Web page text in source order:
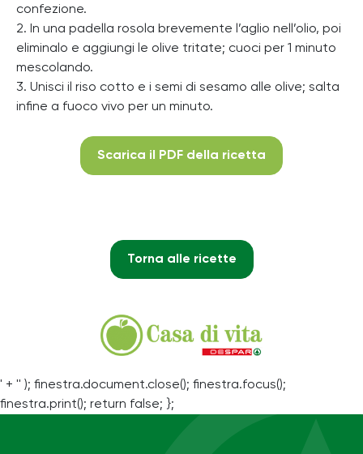
confezione.
2. In una padella rosola brevemente l’aglio nell’olio, poi
eliminalo e aggiungi le olive tritate; cuoci per 1 minuto
mescolando.
3. Unisci il riso cotto e i semi di sesamo alle olive; salta
infine a fuoco vivo per un minuto.
Scarica il PDF della ricetta
Torna alle ricette
' + '' ); finestra.document.close(); finestra.focus();
finestra.print(); return false; };